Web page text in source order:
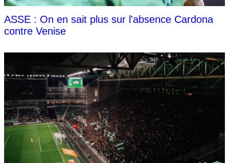
ASSE : On en sait plus sur l'absence Cardona
contre Venise